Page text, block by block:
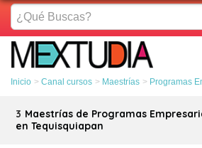
¿Qué
Buscas?
Inicio Canal cursos Maestrías Programas
3 Maestrías de Programas
en Tequisquiapan